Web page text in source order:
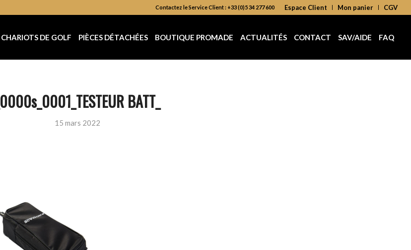
Espace Client Mon panier CGV
Contactez le Service Client : +33 (0)5 34 277 600
CHARIOTS DE GOLF PIÈCES DÉTACHÉES BOUTIQUE PROMADE ACTUALITÉS CONTACT SAV/AIDE FAQ
_0000s_0001_TESTEUR BATT_
15 mars 2022